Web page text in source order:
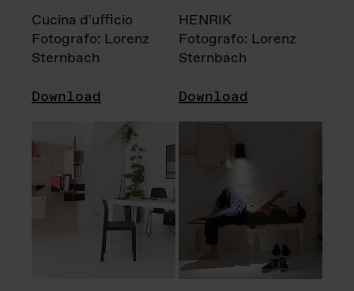
Cucina d'ufficio
Fotografo: Lorenz
Sternbach
Download
HENRIK
Fotografo: Lorenz
Sternbach
Download